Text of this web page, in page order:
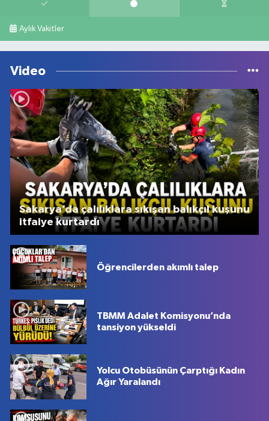
Aylık Vakitler
Video
Sakarya’da çalılıklara sıkışan balıkçıl kuşunu
itfaiye kurtardı
Öğrencilerden akımlı talep
TBMM Adalet Komisyonu’nda
tansiyon yükseldi
Yolcu Otobüsünün Çarptığı Kadın
Ağır Yaralandı